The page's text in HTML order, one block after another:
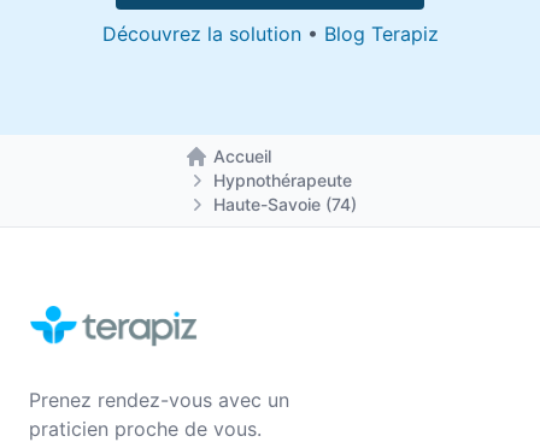
Découvrez la solution• Blog Terapiz
Accueil
Retour à la page d'accueil
Hypnothérapeute
Haute-Savoie (74)
Prenez rendez-vous avec un
praticien proche de vous.